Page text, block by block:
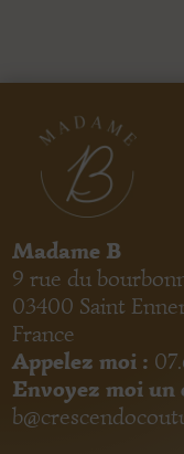
Madame B
9 rue du
03400 Saint
France
Appelez moi :
Envoyez moi un